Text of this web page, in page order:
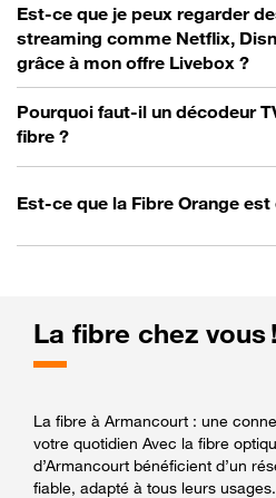
Est-ce que je peux regarder
streaming comme Netflix,
grâce à mon offre Livebox ?
Pourquoi faut-il un décodeur
fibre ?
Est-ce que la Fibre Orange
La fibre chez vous !
La fibre à Armancourt : une
votre quotidien Avec la fibre
d’Armancourt bénéficient d’un
fiable, adapté à tous leurs